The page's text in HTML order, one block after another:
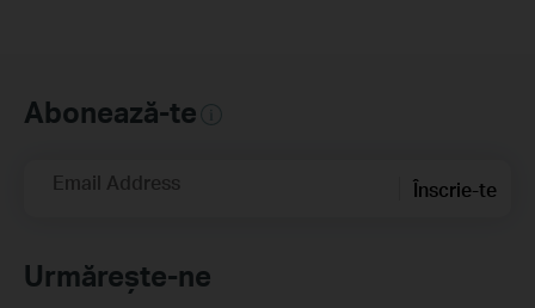
Abonează-te
Email Address Înscrie-te
Urmărește-ne